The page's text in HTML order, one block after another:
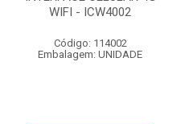
WIFI - ICW4002
Código: 114002
Embalagem: UNIDADE